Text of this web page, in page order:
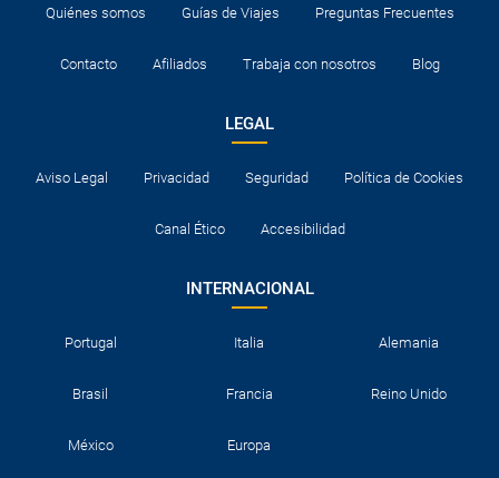
Quiénes somos Guías de Viajes Preguntas Frecuentes
Contacto Afiliados Trabaja con nosotros Blog
LEGAL
Aviso Legal Privacidad Seguridad Política de Cookies
Canal Ético Accesibilidad
INTERNACIONAL
Portugal Italia Alemania
Brasil Francia Reino Unido
México Europa